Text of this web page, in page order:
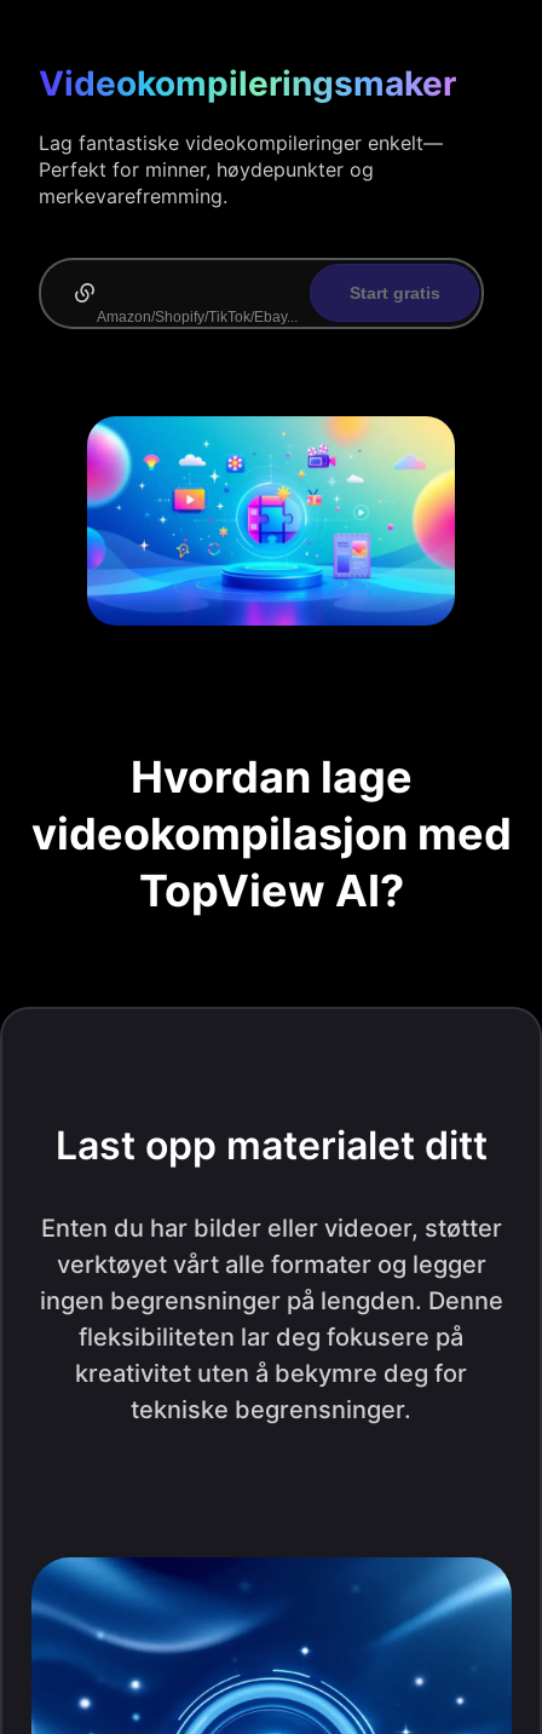
Videokompileringsmaker
Lag fantastiske videokompileringer enkelt—
Perfekt for minner, høydepunkter og
merkevarefremming.
Start gratis
Hvordan lage
videokompilasjon med
TopView AI?
Last opp materialet ditt
Enten du har bilder eller videoer, støtter
verktøyet vårt alle formater og legger
ingen begrensninger på lengden. Denne
fleksibiliteten lar deg fokusere på
kreativitet uten å bekymre deg for
tekniske begrensninger.